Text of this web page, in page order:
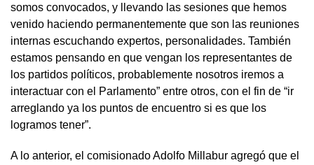
somos convocados, y llevando las sesiones que hemos
venido haciendo permanentemente que son las reuniones
internas escuchando expertos, personalidades. También
estamos pensando en que vengan los representantes de
los partidos políticos, probablemente nosotros iremos a
interactuar con el Parlamento” entre otros, con el fin de “ir
arreglando ya los puntos de encuentro si es que los
logramos tener”.
A lo anterior, el comisionado Adolfo Millabur agregó que el